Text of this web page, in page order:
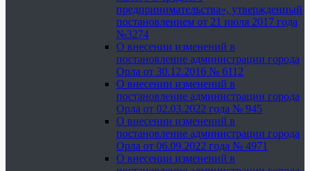
предпринимательства», утвержденный
постановлением от 21 июля 2017 года
№3274
О внесении изменений в
постановление администрации города
Орла от 30.12.2016 № 6112
О внесении изменений в
постановление администрации города
Орла от 02.03.2022 года № 945
О внесении изменений в
постановление администрации города
Орла от 06.09.2022 года № 4971
О внесении изменений в